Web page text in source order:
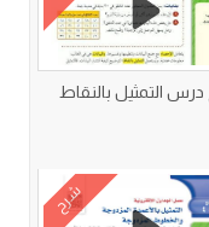
التمثيل بالنقاط
شرح